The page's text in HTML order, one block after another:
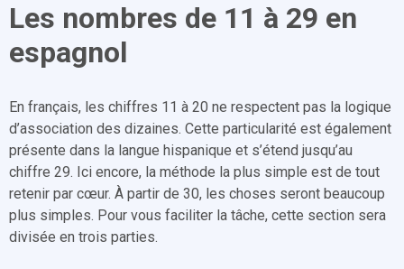
Les nombres de 11 à 29 en
espagnol
En français, les chiffres 11 à 20 ne respectent pas la logique
d’association des dizaines. Cette particularité est également
présente dans la langue hispanique et s’étend jusqu’au
chiffre 29. Ici encore, la méthode la plus simple est de tout
retenir par cœur. À partir de 30, les choses seront beaucoup
plus simples. Pour vous faciliter la tâche, cette section sera
divisée en trois parties.